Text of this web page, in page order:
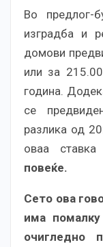
Во предлог-
изградба и
домови
или за
година.
се
разлика од
оваа
повеќе.
Сето ова
има
очигледно